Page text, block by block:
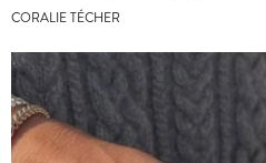
CORALIE TÉCHER